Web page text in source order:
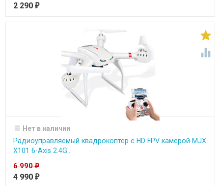
2 290 ₽


Нет в наличии
Радиоуправляемый квадрокоптер c HD FPV камерой MJX
X101 6-Axis 2.4G...
6 990₽
4 990 ₽